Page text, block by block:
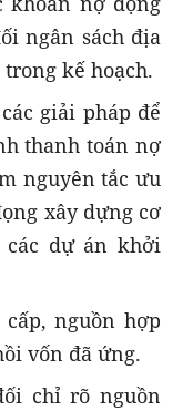
ngân sách địa
kế hoạch.
giải pháp để
thanh toán nợ
nguyên tắc ưu
xây dựng cơ
dự án khởi
nguồn hợp
vốn đã ứng.
chỉ rõ nguồn